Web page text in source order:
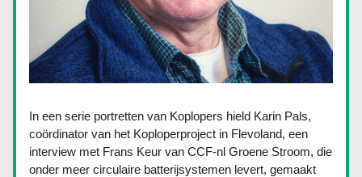
In een serie portretten van Koplopers hield Karin Pals,
coördinator van het Koploperproject in Flevoland, een
interview met Frans Keur van CCF-nl Groene Stroom, die
onder meer circulaire batterijsystemen levert, gemaakt